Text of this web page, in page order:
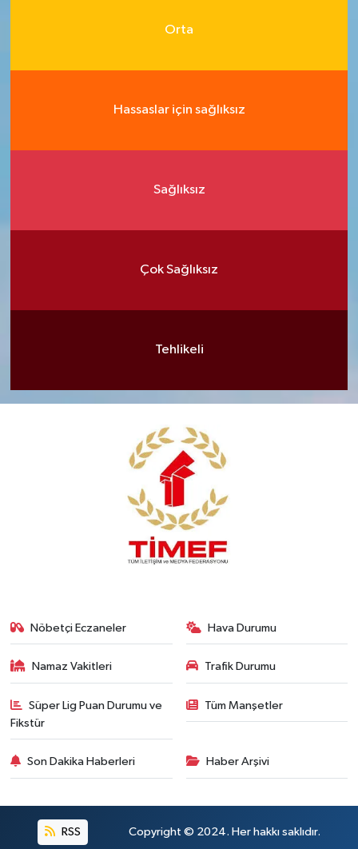
Orta
Hassaslar için sağlıksız
Sağlıksız
Çok Sağlıksız
Tehlikeli
Nöbetçi Eczaneler Hava Durumu
Namaz Vakitleri Trafik Durumu
Süper Lig Puan Durumu ve
Fikstür
Tüm Manşetler
Son Dakika Haberleri Haber Arşivi
RSS Copyright © 2024. Her hakkı saklıdır.